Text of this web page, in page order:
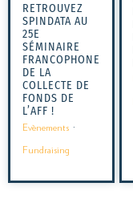
RETROUVEZ
SPINDATA AU
25E
SÉMINAIRE
FRANCOPHONE
DE LA
COLLECTE DE
FONDS DE
L’AFF !
Evènements ·
Fundraising